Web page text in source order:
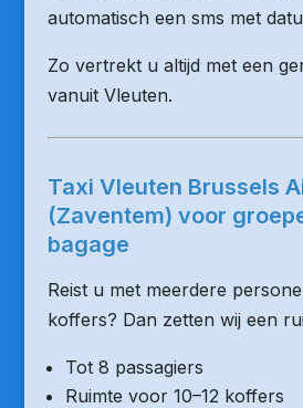
automatisch een sms met
Zo vertrekt u altijd met een
vanuit Vleuten.
Taxi Vleuten Brussels
(Zaventem) voor
bagage
Reist u met meerdere
koffers? Dan zetten wij een
Tot 8 passagiers
Ruimte voor 10–12 koffers